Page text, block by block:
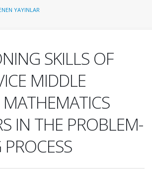
YAYINLAR
SKILLS OF
MIDDLE
IN THE PROBLEM-